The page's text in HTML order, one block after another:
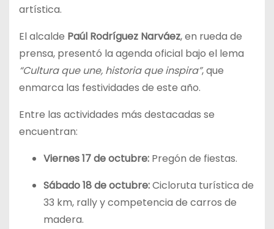
artística.
El alcalde Paúl Rodríguez Narváez, en rueda de
prensa, presentó la agenda oficial bajo el lema
“Cultura que une, historia que inspira”, que
enmarca las festividades de este año.
Entre las actividades más destacadas se
encuentran:
Viernes 17 de octubre: Pregón de fiestas.
Sábado 18 de octubre:Cicloruta turística de
33 km, rally y competencia de carros de
madera.